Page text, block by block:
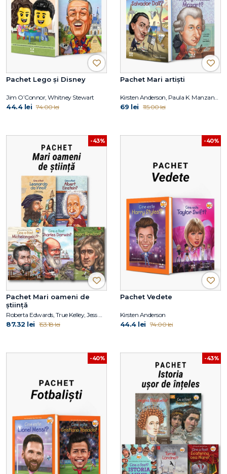
Pachet Lego și Disney
Jim O’Connor, Whitney Stewart
44.4 lei 74.00 lei
Pachet Mari artiști
69 lei 115.00 lei
-43%
Pachet Mari oameni de
știință
87.32 lei 153.18 lei
-40%
Pachet Vedete
Kirsten Anderson
44.4 lei 74.00 lei
-40% -43%